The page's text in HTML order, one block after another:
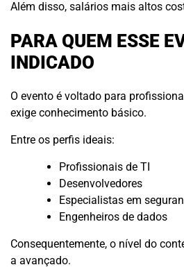
Além disso, salários mais altos
PARA QUEM ESSE
INDICADO
O evento é voltado para
exige conhecimento básico.
Entre os perfis ideais:
Profissionais de TI
Desenvolvedores
Especialistas em
Engenheiros de dados
Consequentemente, o nível do
a avançado.